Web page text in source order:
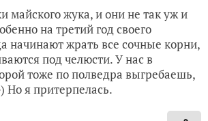
майского жука, и они не так уж и
на третий год своего
начинают жрать все сочные корни,
под челюсти. У нас в
тоже по полведра выгребаешь,
Но я притерпелась.